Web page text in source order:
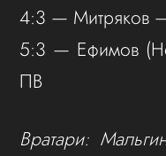
4:3 — Митряков
5:3 — Ефимов
ПВ
Вратари: